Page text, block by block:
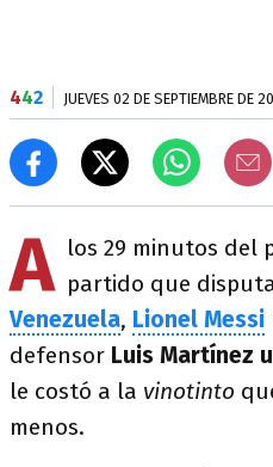
442 JUEVES 02 DE SEPTIEMBRE DE
A los 29 minutos del
partido que
Venezuela, Lionel Messi
defensor Luis Martínez
le costó a la vinotinto
menos.